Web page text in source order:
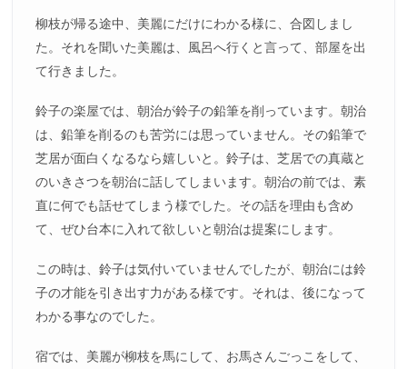
柳枝が帰る途中、美麗にだけにわかる様に、合図しまし
た。それを聞いた美麗は、風呂へ行くと言って、部屋を出
て行きました。
鈴子の楽屋では、朝治が鈴子の鉛筆を削っています。朝治
は、鉛筆を削るのも苦労には思っていません。その鉛筆で
芝居が面白くなるなら嬉しいと。鈴子は、芝居での真蔵と
のいきさつを朝治に話してしまいます。朝治の前では、素
直に何でも話せてしまう様でした。その話を理由も含め
て、ぜひ台本に入れて欲しいと朝治は提案にします。
この時は、鈴子は気付いていませんでしたが、朝治には鈴
子の才能を引き出す力がある様です。それは、後になって
わかる事なのでした。
宿では、美麗が柳枝を馬にして、お馬さんごっこをして、